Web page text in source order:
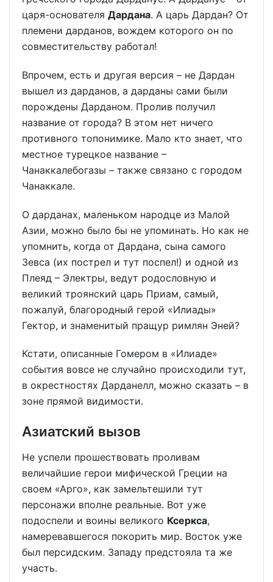
царя-основателя Дардана. А царь Дардан? От
племени дарданов, вождем которого он по
совместительству работал!
Впрочем, есть и другая версия – не Дардан
вышел из дарданов, а дарданы сами были
порождены Дарданом. Пролив получил
название от города? В этом нет ничего
противного топонимике. Мало кто знает, что
местное турецкое название –
Чанаккалебогазы – также связано с городом
Чанаккале.
О дарданах, маленьком народце из Малой
Азии, можно было бы не упоминать. Но как не
упомнить, когда от Дардана, сына самого
Зевса (их пострел и тут поспел!) и одной из
Плеяд – Электры, ведут родословную и
великий троянский царь Приам, самый,
пожалуй, благородный герой «Илиады»
Гектор, и знаменитый пращур римлян Эней?
Кстати, описанные Гомером в «Илиаде»
события вовсе не случайно происходили тут,
в окрестностях Дарданелл, можно сказать – в
зоне прямой видимости.
Азиатский вызов
Не успели прошествовать проливам
величайшие герои мифической Греции на
своем «Арго», как замельтешили тут
персонажи вполне реальные. Вот уже
подоспели и воины великого Ксеркса,
намеревавшегося покорить мир. Восток уже
был персидским. Западу предстояла та же
участь.